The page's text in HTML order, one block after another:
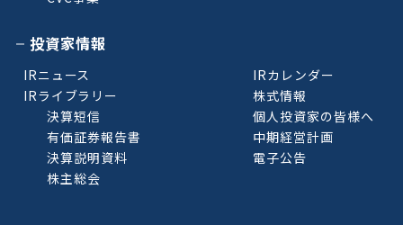
投資家情報
IRニュース
IRライブラリー
決算短信
有価証券報告書
決算説明資料
株主総会
IRカレンダー
株式情報
個人投資家の皆様へ
中期経営計画
電子公告